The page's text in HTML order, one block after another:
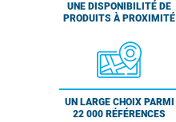
UNE DISPONIBILITÉ DE
PRODUITS À PROXIMITÉ
UN LARGE CHOIX PARMI
22 000 RÉFÉRENCES